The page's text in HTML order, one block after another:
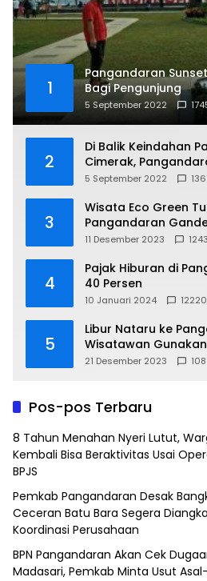
1
Pangandaran
Bagi Pengunjung
5 September 2022
2
Di Balik Keindahan
Cimerak,
5 September 2022
3
Wisata Eco Green
Pangandaran
11 Desember 2023
4
Pajak Hiburan di
40 Persen
10 Januari 2024 12220
5
Libur Nataru ke
Wisatawan
21 Desember 2023
Pos-pos Terbaru
8 Tahun Menahan Nyeri Lutut,
Kembali Bisa Beraktivitas Usai
BPJS
Pemkab Pangandaran Desak
Ceceran Batu Bara Segera
Koordinasi Perusahaan
BPN Pangandaran Akan Cek
Madasari, Pemkab Minta Usut